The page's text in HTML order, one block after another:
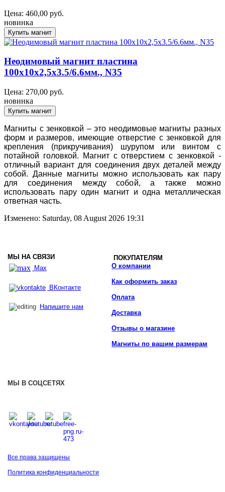
Цена: 460,00 руб.
новинка
Неодимовый магнит пластина
100x10x2,5x3.5/6.6мм., N35
Цена: 270,00 руб.
новинка
Магниты с зенковкой – это неодимовые магниты разных
форм и размеров, имеющие отверстие с зенковкой для
крепления (прикручивания) шурупом или винтом с
потайной головкой. Магнит с отверстием c зенковкой -
отличный вариант для соединения двух деталей между
собой. Данные магниты можно использовать как пару
для соединения между собой, а также можно
использовать пару один магнит и одна металлическая
ответная часть.
Изменено: Saturday, 08 August 2026 19:31
МЫ НА СВЯЗИ
ПОКУПАТЕЛЯМ
Max
ВКонтакте
Напишите нам
О компании
Как оформить заказ
Оплата
Доставка
Отзывы о магазине
Магниты по вашим размерам
МЫ В СОЦСЕТЯХ
Все права защищены
Политика конфиденциальности